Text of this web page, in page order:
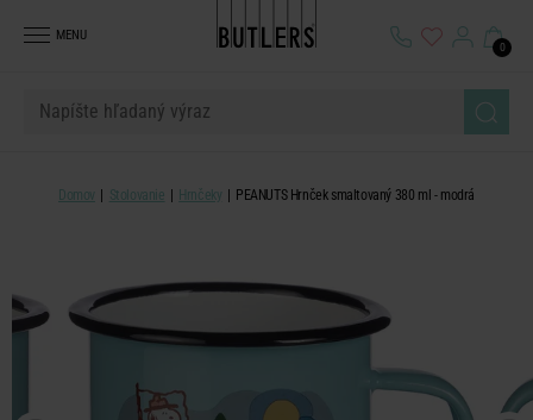
MENU
0
Domov Stolovanie Hrnčeky PEANUTS Hrnček smaltovaný 380 ml - modrá